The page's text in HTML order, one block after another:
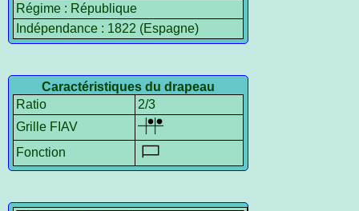
Régime : République
Indépendance : 1822 (Espagne)
Caractéristiques du drapeau
Ratio
2/3
Grille FIAV
Fonction